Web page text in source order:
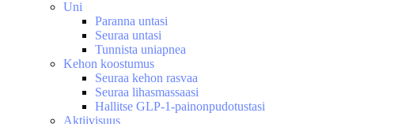
Uni
Paranna untasi
Seuraa untasi
Tunnista uniapnea
Kehon koostumus
Seuraa kehon rasvaa
Seuraa lihasmassaasi
Hallitse GLP-1-painonpudotustasi
Aktiivisuus